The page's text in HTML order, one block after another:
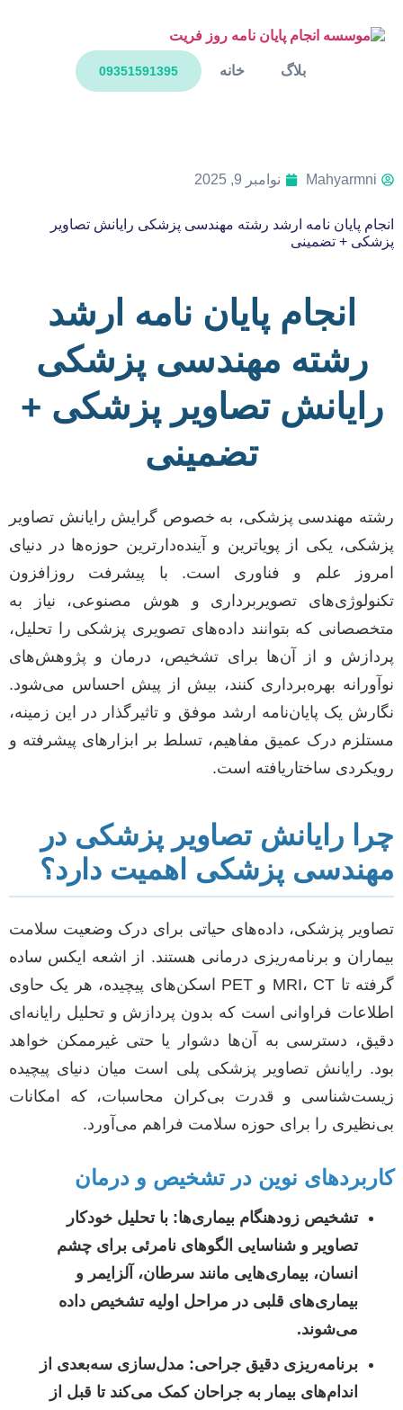
خانه بلاگ 09351591395
Mahyarmni نوامبر 9, 2025
انجام پایان نامه ارشد رشته مهندسی پزشکی رایانش تصاویر
پزشکی + تضمینی
انجام پایان نامه ارشد
رشته مهندسی پزشکی
رایانش تصاویر پزشکی +
تضمینی
رشته مهندسی پزشکی، به خصوص گرایش رایانش تصاویر
پزشکی، یکی از پویاترین و آینده‌دارترین حوزه‌ها در دنیای
امروز علم و فناوری است. با پیشرفت روزافزون
تکنولوژی‌های تصویربرداری و هوش مصنوعی، نیاز به
متخصصانی که بتوانند داده‌های تصویری پزشکی را تحلیل،
پردازش و از آن‌ها برای تشخیص، درمان و پژوهش‌های
نوآورانه بهره‌برداری کنند، بیش از پیش احساس می‌شود.
نگارش یک پایان‌نامه ارشد موفق و تاثیرگذار در این زمینه،
مستلزم درک عمیق مفاهیم، تسلط بر ابزارهای پیشرفته و
رویکردی ساختاریافته است.
چرا رایانش تصاویر پزشکی در
مهندسی پزشکی اهمیت دارد؟
تصاویر پزشکی، داده‌های حیاتی برای درک وضعیت سلامت
بیماران و برنامه‌ریزی درمانی هستند. از اشعه ایکس ساده
گرفته تا MRI، CT و PET اسکن‌های پیچیده، هر یک حاوی
اطلاعات فراوانی است که بدون پردازش و تحلیل رایانه‌ای
دقیق، دسترسی به آن‌ها دشوار یا حتی غیرممکن خواهد
بود. رایانش تصاویر پزشکی پلی است میان دنیای پیچیده
زیست‌شناسی و قدرت بی‌کران محاسبات، که امکانات
بی‌نظیری را برای حوزه سلامت فراهم می‌آورد.
کاربردهای نوین در تشخیص و درمان
تشخیص زودهنگام بیماری‌ها: با تحلیل خودکار
تصاویر و شناسایی الگوهای نامرئی برای چشم
انسان، بیماری‌هایی مانند سرطان، آلزایمر و
بیماری‌های قلبی در مراحل اولیه تشخیص داده
می‌شوند.
برنامه‌ریزی دقیق جراحی: مدل‌سازی سه‌بعدی از
اندام‌های بیمار به جراحان کمک می‌کند تا قبل از